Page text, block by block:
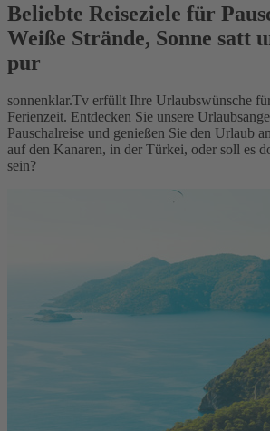
Beliebte Reiseziele für
Weiße Strände, Sonne satt
pur
sonnenklar.Tv erfüllt Ihre Urlaubswünsche
Ferienzeit. Entdecken Sie unsere
Pauschalreise und genießen Sie den Urlaub
auf den Kanaren, in der Türkei, oder soll es
sein?